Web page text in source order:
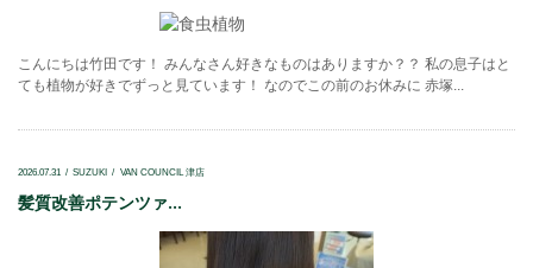
こんにちは竹田です！ みんなさん好きなものはありますか？？ 私の息子はと
ても植物が好きでずっと見ています！ なのでこの前のお休みに 赤塚...
2026.07.31 SUZUKI VAN COUNCIL 津店
髪質改善ポテンツァ...